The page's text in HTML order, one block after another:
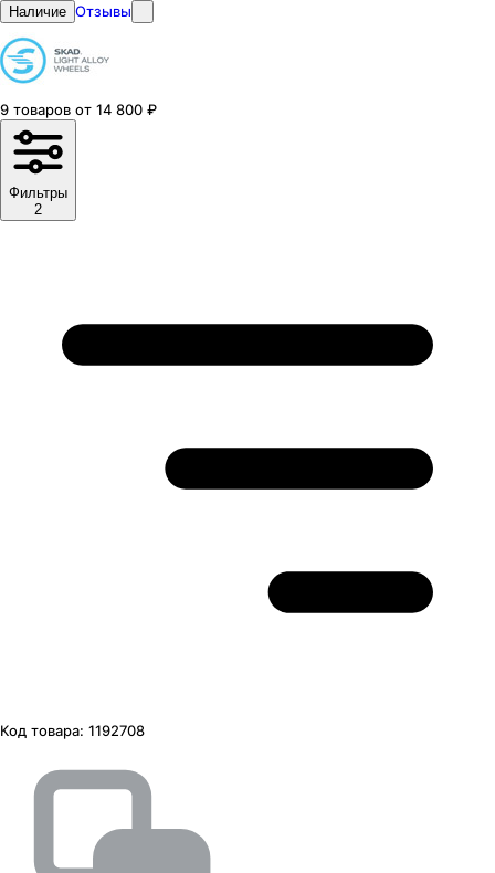
Наличие Отзывы
9 товаров от 14 800 ₽
Фильтры
2
Код товара: 1192708